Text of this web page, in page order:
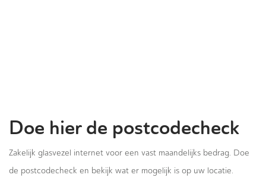
Doe hier de postcodecheck
Zakelijk glasvezel internet voor een vast maandelijks bedrag. Doe
de postcodecheck en bekijk wat er mogelijk is op uw locatie.